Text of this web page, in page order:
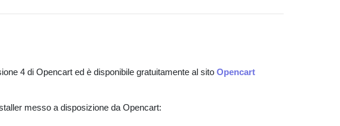
4 di Opencart ed è disponibile gratuitamente al sito Opencart
messo a disposizione da Opencart: